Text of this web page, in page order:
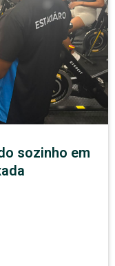
sozinho em